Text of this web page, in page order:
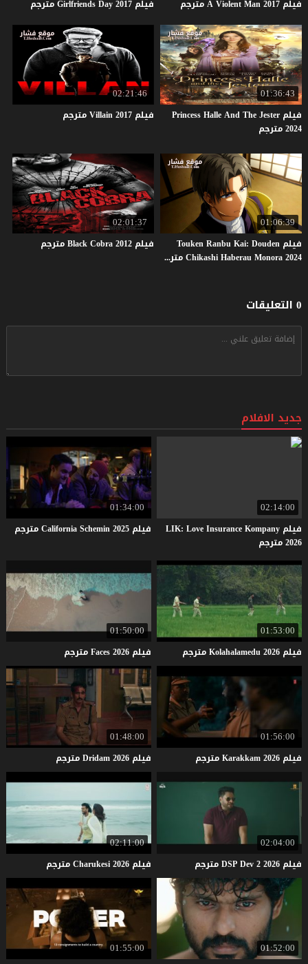
فيلم AViolentMan2017 مترجم فيلم GirlfriendsDay2017 مترجم
01:36:43
فيلم Princess Halle And The Jester
2024 مترجم
02:21:46
فيلم Villain2017 مترجم
01:06:39
فيلم Touken Ranbu Kai: Douden
Chikashi Haberau Monora 2024 مترجم
02:01:37
فيلم BlackCobra2012 مترجم
0 التعليقات
جديد الافلام
02:14:00
فيلم LIK: Love Insurance Kompany
2026 مترجم
01:34:00
فيلم CaliforniaSchemin2025 مترجم
01:53:00
فيلم Kolahalamedu2026 مترجم
01:50:00
فيلم Faces2026 مترجم
01:56:00
فيلم Karakkam2026 مترجم
01:48:00
فيلم Dridam2026 مترجم
02:04:00
فيلم DSPDev22026 مترجم
02:11:00
فيلم Charukesi2026 مترجم
01:52:00
01:55:00